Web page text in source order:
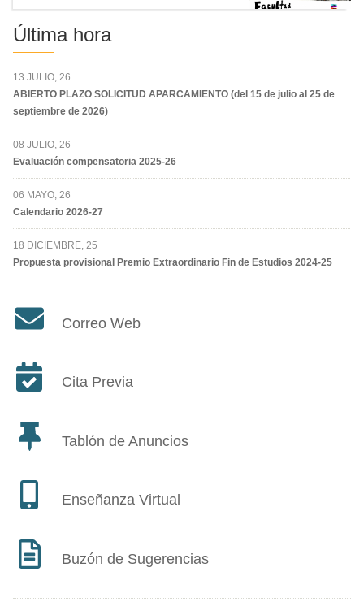
Última hora
13 JULIO, 26
ABIERTO PLAZO SOLICITUD APARCAMIENTO (del 15 de julio al 25 de
septiembre de 2026)
08 JULIO, 26
Evaluación compensatoria 2025-26
06 MAYO, 26
Calendario 2026-27
18 DICIEMBRE, 25
Propuesta provisional Premio Extraordinario Fin de Estudios 2024-25
Correo Web
Cita Previa
Tablón de Anuncios
Enseñanza Virtual
Buzón de Sugerencias